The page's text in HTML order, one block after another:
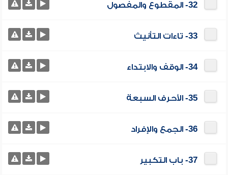
32- المقطوع والمفصول
33- تاءات التأنيث
34- الوقف والابتداء
35- الأحرف السبعة
36- الجمع والإفراد
37- باب التكبير